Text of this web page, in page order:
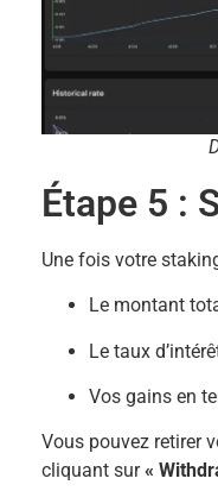
Étape 5 :
Une fois votre
Le montant
Le taux
Vos gains en
Vous pouvez retirer
cliquant sur«